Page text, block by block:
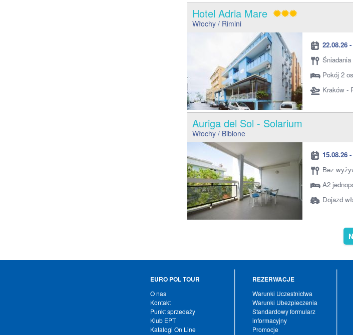
Hotel Adria Mare
Włochy / Rimini
22.08.26
Śniadania
Pokój 2
Kraków -
Auriga del Sol - Solarium
Włochy / Bibione
15.08.26
Bez
A2
Dojazd
EURO POL TOUR
O nas
Kontakt
Punkt sprzedaży
Klub EPT
Katalogi On Line
REZERWACJE
Warunki Uczestnictwa
Warunki Ubezpieczenia
Standardowy formularz
informacyjny
Promocje